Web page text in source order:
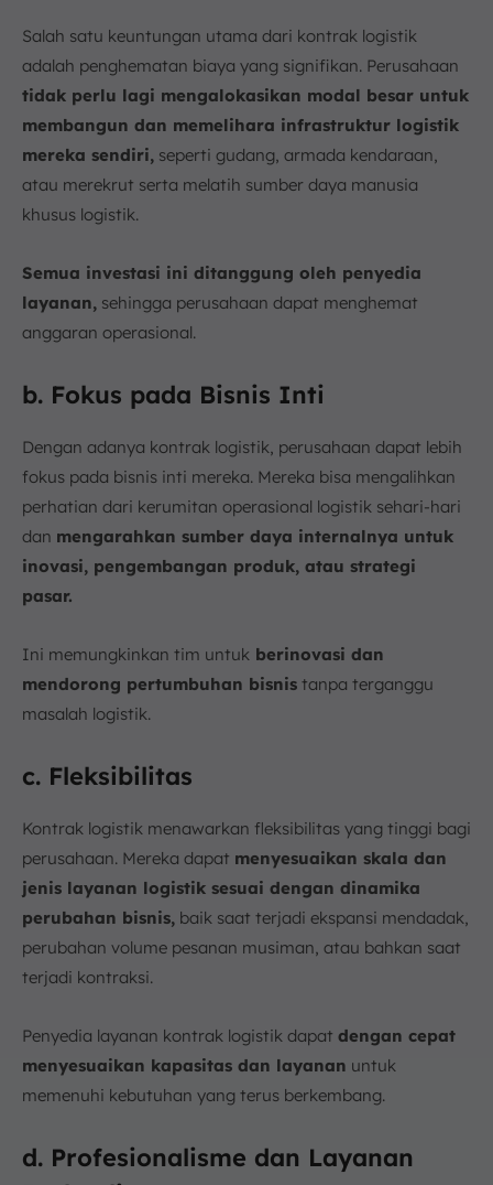
Salah satu keuntungan utama dari kontrak logistik
adalah penghematan biaya yang signifikan. Perusahaan
tidak perlu lagi mengalokasikan modal besar untuk
membangun dan memelihara infrastruktur logistik
mereka sendiri, seperti gudang, armada kendaraan,
atau merekrut serta melatih sumber daya manusia
khusus logistik.
Semua investasi ini ditanggung oleh penyedia
layanan, sehingga perusahaan dapat menghemat
anggaran operasional.
b. Fokus pada Bisnis Inti
Dengan adanya kontrak logistik, perusahaan dapat lebih
fokus pada bisnis inti mereka. Mereka bisa mengalihkan
perhatian dari kerumitan operasional logistik sehari-hari
dan mengarahkan sumber daya internalnya untuk
inovasi, pengembangan produk, atau strategi
pasar.
Ini memungkinkan tim untuk berinovasi dan
mendorong pertumbuhan bisnis tanpa terganggu
masalah logistik.
c. Fleksibilitas
Kontrak logistik menawarkan fleksibilitas yang tinggi bagi
perusahaan. Mereka dapat menyesuaikan skala dan
jenis layanan logistik sesuai dengan dinamika
perubahan bisnis, baik saat terjadi ekspansi mendadak,
perubahan volume pesanan musiman, atau bahkan saat
terjadi kontraksi.
Penyedia layanan kontrak logistik dapat dengan cepat
menyesuaikan kapasitas dan layanan untuk
memenuhi kebutuhan yang terus berkembang.
d. Profesionalisme dan Layanan